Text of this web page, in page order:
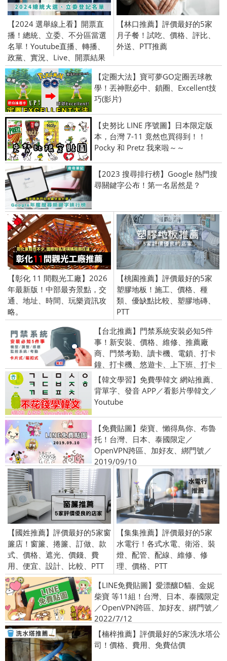
【2024 選舉線上看】開票直
播！總統、立委、不分區當選
名單！Youtube直播、轉播、
政黨、實況、Live、開票結果
【林口推薦】評價最好的5家
月子餐！試吃、價格、評比、
外送、PTT推薦
【定圈大法】寶可夢GO定圈丟球教
學！丟神獸必中、鎖圈、Excellent技
巧(影片)
【史努比 LINE 序號圖】日本限定版
本，台灣 7-11 竟然也買得到！！
Pocky 和 Pretz 我來啦～～
【2023 搜尋排行榜】Google 熱門搜
尋關鍵字公布！第一名居然是？
【彰化 11 間觀光工廠】2026
年最新版！中部最夯景點，交
通、地址、時間、玩樂資訊攻
略。
【桃園推薦】評價最好的5家
塑膠地板！施工、價格、種
類、優缺點比較、塑膠地磚、
PTT
【台北推薦】門禁系統安裝必知5件
事！新安裝、價格、維修、推薦廠
商、門禁考勤、讀卡機、電鎖、打卡
鐘、打卡機、悠遊卡、上下班、打卡
【韓文學習】免費學韓文 網站推薦、
背單字、發音 APP／看影片學韓文／
Youtube
【免費貼圖】柴寶、懶得鳥你、布魯
托！台灣、日本、泰國限定／
OpenVPN跨區、加好友、綁門號／
2019/09/10
【國姓推薦】評價最好的5家窗
簾店！窗簾、捲簾、訂做、款
式、價格、遮光、價錢、費
用、便宜、設計、比較、PTT
【集集推薦】評價最好的5家
水電行！各式水電、衛浴、裝
燈、配管、配線、維修、修
理、價格、PTT
【LINE免費貼圖】愛漂釀D貓、金妮
柴寶 等11組！台灣、日本、泰國限定
／OpenVPN跨區、加好友、綁門號／
2022/7/12
【楠梓推薦】評價最好的5家洗水塔公
司！價格、費用、免費估價